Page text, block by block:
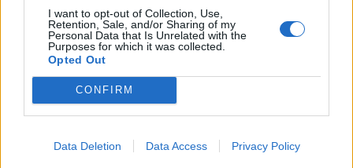
I want to opt-out of Collection, Use,
Retention, Sale, and/or Sharing of my
Personal Data that Is Unrelated with the
Purposes for which it was collected.
Opted Out
CONFIRM
Data Deletion Data Access Privacy Policy
Assinado contrato programa para
Sarzedas de S. Pedro em Castanheira